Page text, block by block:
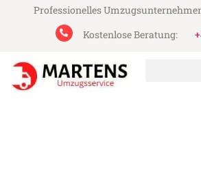
Professionelles
Kostenlose Beratung: